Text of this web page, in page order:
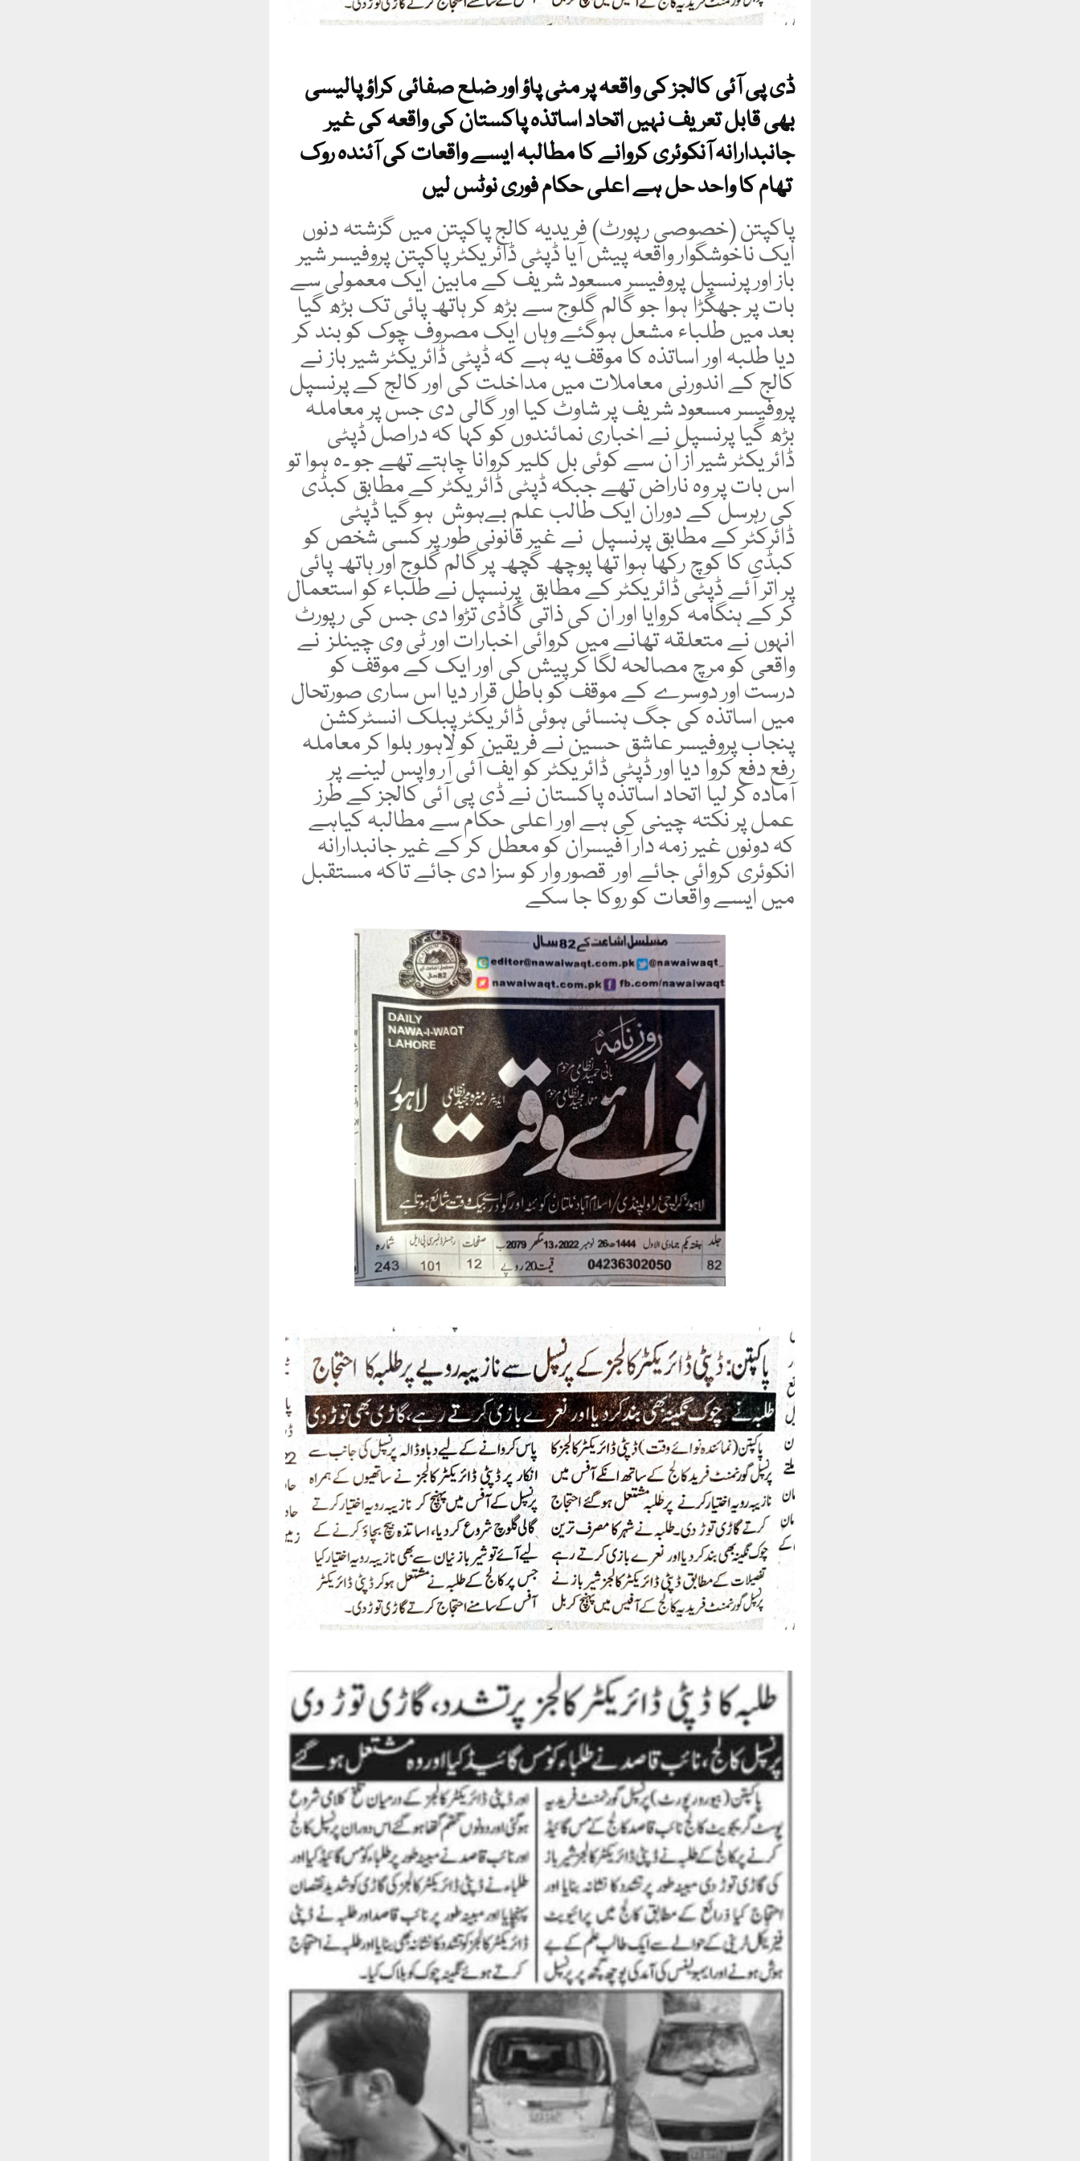
ڈی پی آئی کالجز کی واقعہ پر مٹی پاؤ اور ضلع صفائی کراؤ پالیسی
بھی قابل تعریف نہیں اتحاد اساتذہ پاکستان کی واقعہ کی غیر
جانبدارانہ آنکوئری کروانے کا مطالبہ ایسے واقعات کی آئندہ روک
تھام کا واحد حل ہے اعلی حکام فوری نوٹس لیں
پاکپتن (خصوصی رپورٹ) فریدیہ کالج پاکپتن میں گزشتہ دنوں
ایک ناخوشگوار واقعہ پیش آیا ڈپٹی ڈائریکٹر پاکپتن پروفیسر شیر
باز اور پرنسپل پروفیسر مسعود شریف کے مابین ایک معمولی سے
بات پر جھگڑا ہوا جو گالم گلوج سے بڑھ کر ہاتھ پائی تک بڑھ گیا
بعد میں طلباء مشعل ہوگئے وہاں ایک مصروف چوک کو بند کر
دیا طلبہ اور اساتذہ کا موقف یہ ہے کہ ڈپٹی ڈائریکٹر شیر باز نے
کالج کے اندورنی معاملات میں مداخلت کی اور کالج کے پرنسپل
پروفیسر مسعود شریف پر شاوٹ کیا اور گالی دی جس پر معاملہ
بڑھ گیا پرنسپل نے اخباری نمائندوں کو کہا کہ دراصل ڈپٹی
ڈائریکٹر شیر از آن سے کوئی بل کلیر کروانا چاہتے تھے جو ۔ہ ہوا تو
اس بات پر وہ ناراض تھے جبکہ ڈپٹی ڈائریکٹر کے مطابق کبڈی
کی رہرسل کے دوران ایک طالب علم بےہوش ہو گیا ڈپٹی
ڈائرکٹر کے مطابق پرنسپل نے غیر قانونی طور پر کسی شخص کو
کبڈی کا کوچ رکھا ہوا تھا پوچھ گچھ پر گالم گلوج اور ہاتھ پائی
پر اتر آئے ڈپٹی ڈائریکٹر کے مطابق پرنسپل نے طلباء کو استعمال
کر کے ہنگامہ کروایا اور ان کی ذاتی گاڈی تڑوا دی جس کی رپورٹ
انہوں نے متعلقہ تھانے میں کروائی اخبارات اور ٹی وی چینلز نے
واقعی کو مرچ مصالحہ لگا کر پیش کی اور ایک کے موقف کو
درست اور دوسرے کے موقف کو باطل قرار دیا اس ساری صورتحال
میں اساتذہ کی جگ ہنسائی ہوئی ڈائریکٹر پبلک انسٹرکشن
پنجاب پروفیسر عاشق حسین نے فریقین کو لاہور بلوا کر معاملہ
رفع دفع کروا دیا اور ڈپٹی ڈائریکٹر کو ایف آئی آر واپس لینے پر
آمادہ کر لیا اتحاد اساتذہ پاکستان نے ڈی پی آئی کالجز کے طرز
عمل پر نکتہ چینی کی ہے اور اعلی حکام سے مطالبہ کیاہے
کہ دونوں غیر زمہ دار آفیسران کو معطل کر کے غیر جانبدارانہ
انکوئری کروائی جائے اور قصور وار کو سزا دی جائے تاکہ مستقبل
میں ایسے واقعات کو روکا جا سکے